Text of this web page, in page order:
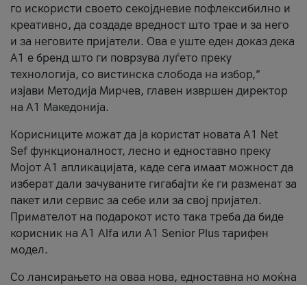
го искористи своето секојдневие пофлексибилно и
креативно, да создаде вредност што трае и за него
и за неговите пријатели. Ова е уште еден доказ дека
А1 е бренд што ги поврзува луѓето преку
технологија, со вистинска слобода на избор,“
изјави Методија Мирчев, главен извршен директор
на А1 Македонија.
Корисниците можат да ја користат новата А1 Net
Sef функционалност, лесно и едноставно преку
Мојот А1 апликацијата, каде сега имаат можност да
изберат дали зачуваните гигабајти ќе ги разменат за
пакет или сервис за себе или за свој пријател.
Примателот на подарокот исто така треба да биде
корисник на А1 Alfa или A1 Senior Plus тарифен
модел.
Со лансирањето на оваа нова, едноставна но моќна